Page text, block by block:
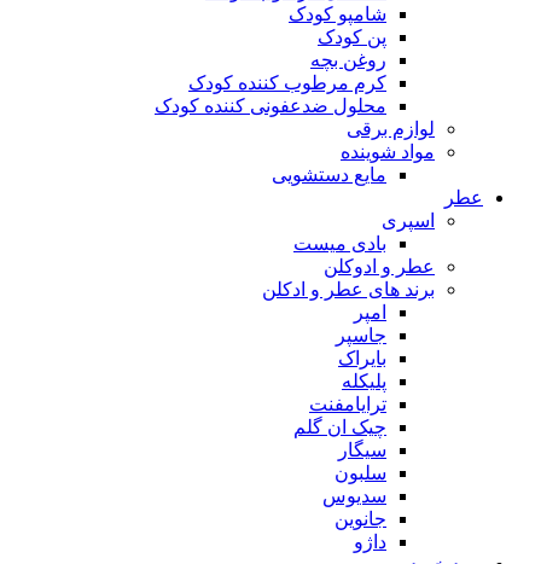
شامپو کودک
پن کودک
روغن بچه
کرم مرطوب کننده کودک
محلول ضدعفونی کننده کودک
لوازم برقی
مواد شوینده
مایع دستشویی
عطر
اسپری
بادی میست
عطر و ادوکلن
برند های عطر و ادکلن
امپر
جاسپر
بایراک
پلیکله
ترایامفنت
چیک ان گلم
سیگار
سلبون
سدیوس
جانوین
داژو